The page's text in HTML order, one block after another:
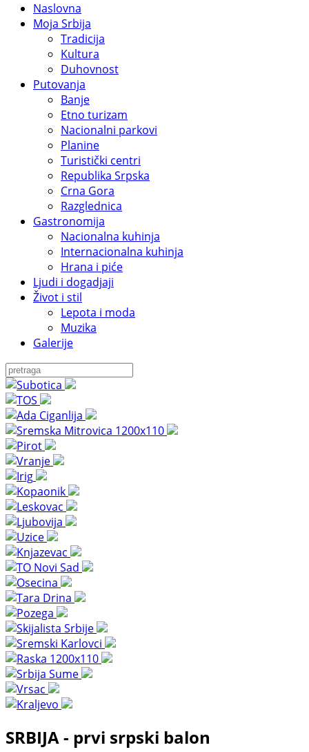
Naslovna
Moja Srbija
Tradicija
Kultura
Duhovnost
Putovanja
Banje
Etno turizam
Nacionalni parkovi
Planine
Turistički centri
Republika Srpska
Crna Gora
Razglednica
Gastronomija
Nacionalna kuhinja
Internacionalna kuhinja
Hrana i piće
Ljudi i dogadjaji
Život i stil
Lepota i moda
Muzika
Galerije
SRBIJA - prvi srpski balon